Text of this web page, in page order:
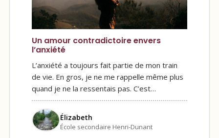
Un amour contradictoire envers
l’anxiété
L’anxiété a toujours fait partie de mon train
de vie. En gros, je ne me rappelle même plus
quand je ne la ressentais pas. C’est…
Élizabeth
École secondaire Henri-Dunant